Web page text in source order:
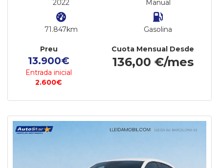
2022
71.847km
Manual
Gasolina
Preu
13.900€
Entrada inicial
2.600€
Cuota Mensual Desde
136,00 €/mes